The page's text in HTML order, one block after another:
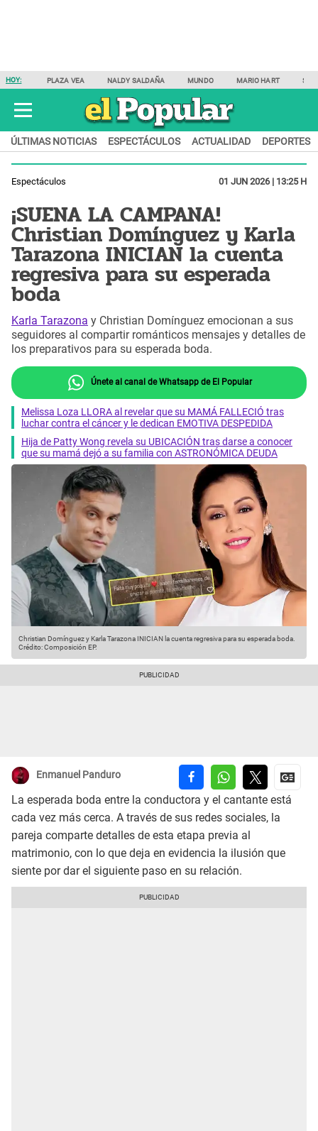
HOY: PLAZA VEA NALDY SALDAÑA MUNDO MARIO HART
ÚLTIMAS NOTICIAS ESPECTÁCULOS ACTUALIDAD DEPORTES
Espectáculos 01 JUN 2026 | 13:25 H
¡SUENA LA CAMPANA!
Christian Domínguez y Karla
Tarazona INICIAN la cuenta
regresiva para su esperada
boda
Karla Tarazona y Christian Domínguez emocionan a sus
seguidores al compartir románticos mensajes y detalles de
los preparativos para su esperada boda.
Únete al canal de Whatsapp de El Popular
Melissa Loza LLORA al revelar que su MAMÁ FALLECIÓ tras
luchar contra el cáncer y le dedican EMOTIVA DESPEDIDA
Hija de Patty Wong revela su UBICACIÓN tras darse a conocer
que su mamá dejó a su familia con ASTRONÓMICA DEUDA
Christian Domínguez y Karla Tarazona INICIAN la cuenta regresiva para su esperada boda.
Crédito: Composición EP.
Enmanuel Panduro
La esperada boda entre la conductora y el cantante está
cada vez más cerca. A través de sus redes sociales, la
pareja comparte detalles de esta etapa previa al
matrimonio, con lo que deja en evidencia la ilusión que
siente por dar el siguiente paso en su relación.